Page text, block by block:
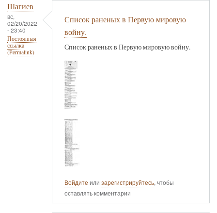
Шагиев
вс,
02/20/2022
- 23:40
Постоянная
ссылка
(Permalink)
Список раненых в Первую мировую
войну.
Список раненых в Первую мировую войну.
Войдите или зарегистрируйтесь, чтобы
оставлять комментарии